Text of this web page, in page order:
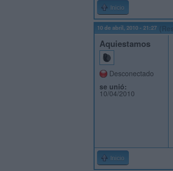
Inicio
10 de abril, 2010 - 21:27
Aquiestamos
Desconectado
se unió:
10/04/2010
Inicio